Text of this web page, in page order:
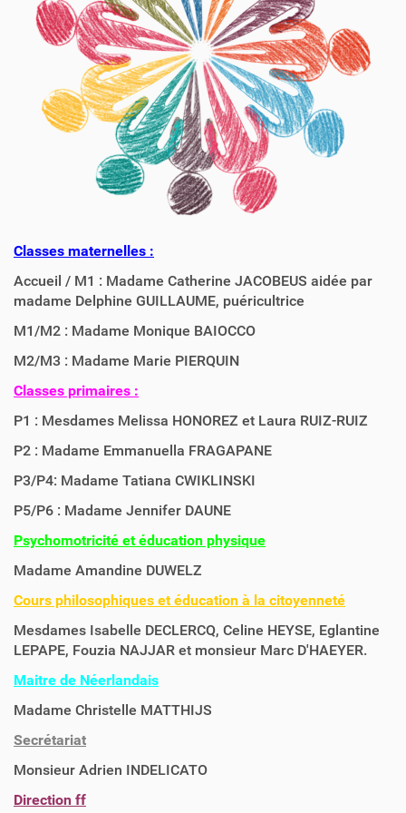
Classes maternelles :
Accueil / M1 : Madame Catherine JACOBEUS aidée par
madame Delphine GUILLAUME, puéricultrice
M1/M2 : Madame Monique BAIOCCO
M2/M3 : Madame Marie PIERQUIN
Classes primaires :
P1 : Mesdames Melissa HONOREZ et Laura RUIZ-RUIZ
P2 : Madame Emmanuella FRAGAPANE
P3/P4: Madame Tatiana CWIKLINSKI
P5/P6 : Madame Jennifer DAUNE
Psychomotricité et éducation physique
Madame Amandine DUWELZ
Cours philosophiques et éducation à la citoyenneté
Mesdames Isabelle DECLERCQ, Celine HEYSE, Eglantine
LEPAPE, Fouzia NAJJAR et monsieur Marc D'HAEYER.
Maitre de Néerlandais
Madame Christelle MATTHIJS
Secrétariat
Monsieur Adrien INDELICATO
Direction ff